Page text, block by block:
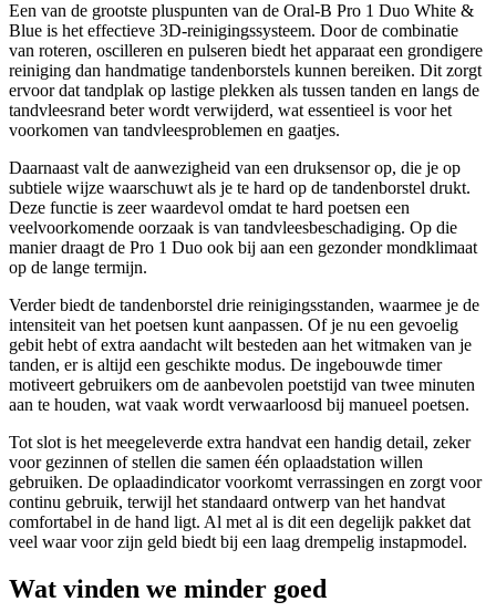
Een van de grootste pluspunten van de Oral-B Pro 1 Duo White &
Blue is het effectieve 3D-reinigingssysteem. Door de combinatie
van roteren, oscilleren en pulseren biedt het apparaat een grondigere
reiniging dan handmatige tandenborstels kunnen bereiken. Dit zorgt
ervoor dat tandplak op lastige plekken als tussen tanden en langs de
tandvleesrand beter wordt verwijderd, wat essentieel is voor het
voorkomen van tandvleesproblemen en gaatjes.
Daarnaast valt de aanwezigheid van een druksensor op, die je op
subtiele wijze waarschuwt als je te hard op de tandenborstel drukt.
Deze functie is zeer waardevol omdat te hard poetsen een
veelvoorkomende oorzaak is van tandvleesbeschadiging. Op die
manier draagt de Pro 1 Duo ook bij aan een gezonder mondklimaat
op de lange termijn.
Verder biedt de tandenborstel drie reinigingsstanden, waarmee je de
intensiteit van het poetsen kunt aanpassen. Of je nu een gevoelig
gebit hebt of extra aandacht wilt besteden aan het witmaken van je
tanden, er is altijd een geschikte modus. De ingebouwde timer
motiveert gebruikers om de aanbevolen poetstijd van twee minuten
aan te houden, wat vaak wordt verwaarloosd bij manueel poetsen.
Tot slot is het meegeleverde extra handvat een handig detail, zeker
voor gezinnen of stellen die samen één oplaadstation willen
gebruiken. De oplaadindicator voorkomt verrassingen en zorgt voor
continu gebruik, terwijl het standaard ontwerp van het handvat
comfortabel in de hand ligt. Al met al is dit een degelijk pakket dat
veel waar voor zijn geld biedt bij een laag drempelig instapmodel.
Wat vinden we minder goed